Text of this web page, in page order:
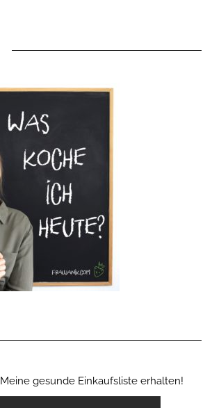
Meine gesunde Einkaufsliste erhalten!